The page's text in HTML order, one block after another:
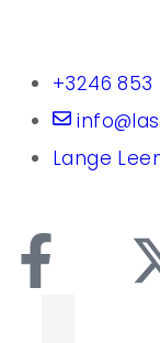
+3246 853
Lange